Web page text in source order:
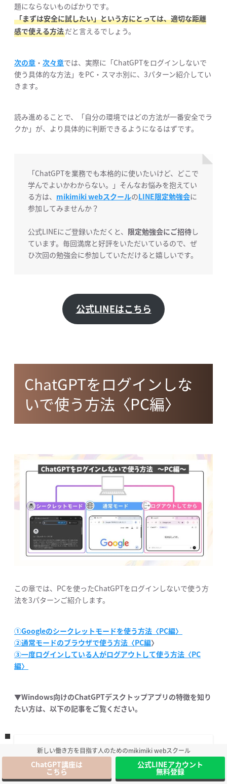
題にならないものばかりです。
「まずは安全に試したい」という方にとっては、適切な距離
感で使える方法だと言えるでしょう。
次の章 ・ 次々章では、実際に「ChatGPTをログインしないで
使う具体的な方法」をPC・スマホ別に、3パターン紹介してい
きます。
読み進めることで、「自分の環境ではどの方法が一番安全でラ
クか」が、より具体的に判断できるようになるはずです。
「ChatGPTを業務でも本格的に使いたいけど、どこで
学んでよいかわからない。」そんなお悩みを抱えてい
る方は、 mikimiki webスクールのLINE限定勉強会に
参加してみませんか？
公式LINEにご登録いただくと、 限定勉強会にご招待し
ています。毎回満席と好評をいただいているので、ぜ
ひ次回の勉強会に参加していただけると嬉しいです。
公式LINEはこちら
ChatGPTをログインしな
いで使う方法〈PC編〉
この章では、PCを使ったChatGPTをログインしないで使う方
法を3パターンご紹介します。
①Googleのシークレットモードを使う方法〈PC編〉
②通常モードのブラウザで使う方法〈PC編〉
③一度ログインしている人がログアウトして使う方法〈PC
編〉
▼Windows向けのChatGPTデスクトップアプリの特徴を知り
たい方は、以下の記事をご覧ください。
mikimiki webスクール
【Windows向け】ChatGPTデス
クトップアプリの特徴とインス
トール方法を徹底解説！
新しい働き方を目指す人のためのmikimiki webスクール
ChatGPT講座は
こちら
公式LINEアカウント
無料登録